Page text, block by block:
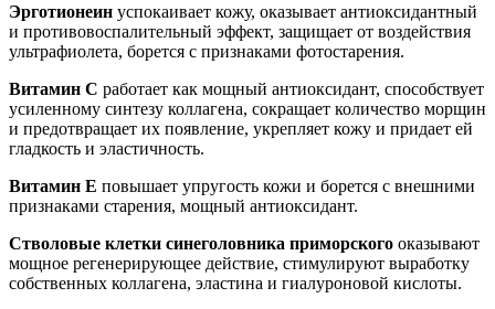
Эрготионеин успокаивает кожу, оказывает антиоксидантный
и противовоспалительный эффект, защищает от воздействия
ультрафиолета, борется с признаками фотостарения.
Витамин С работает как мощный антиоксидант, способствует
усиленному синтезу коллагена, сокращает количество морщин
и предотвращает их появление, укрепляет кожу и придает ей
гладкость и эластичность.
Витамин Е повышает упругость кожи и борется с внешними
признаками старения, мощный антиоксидант.
Стволовые клетки синеголовника приморского оказывают
мощное регенерирующее действие, стимулируют выработку
собственных коллагена, эластина и гиалуроновой кислоты.